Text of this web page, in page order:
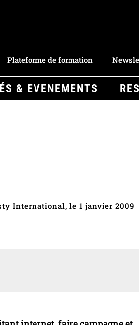
Plateforme de formation
& EVENEMENTS
International, le 1 janvier 2009